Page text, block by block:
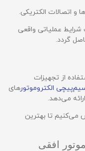
اتصالات الکتریکی.
عملیاتی واقعی
گردد.
از تجهیزات
الکتروموتورهای
می‌دهد.
می‌کنیم تا بهترین
افقی